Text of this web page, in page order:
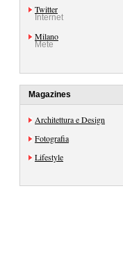
Twitter
Internet
Milano
Mete
Magazines
Architettura e Design
Fotografia
Lifestyle